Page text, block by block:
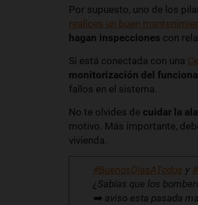
Por supuesto, uno de los
realices un buen
hagan inspecciones con
Si está conectada con una
monitorización del
fallos en el sistema.
No te olvides de cuidar la
motivo. Más importante,
vivienda.
#BuenosDiasATodos y
¿Sabías que los
➡️ aviso esta pasada